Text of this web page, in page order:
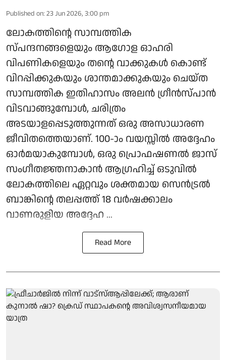
Published on: 23 Jun 2026, 3:00 pm
ലോകത്തിന്റെ സാമ്പത്തിക
സ്പന്ദനങ്ങളെയും ആഗോള ഓഹരി
വിപണികളെയും തന്റെ വാക്കുകൾ കൊണ്ട്
വിറപ്പിക്കുകയും ശാന്തമാക്കുകയും ചെയ്ത
സാമ്പത്തിക ഇതിഹാസം അലൻ ഗ്രീൻസ്പാൻ
വിടവാങ്ങുമ്പോൾ, ചരിത്രം
അടയാളപ്പെടുത്തുന്നത് ഒരു അസാധാരണ
ജീവിതത്തെയാണ്. 100-ാം വയസ്സിൽ അദ്ദേഹം
ഓർമയാകുമ്പോൾ, ഒരു പ്രൊഫഷണൽ ജാസ്
സംഗീതജ്ഞനാകാൻ ആഗ്രഹിച്ച് ഒടുവിൽ
ലോകത്തിലെ ഏറ്റവും ശക്തമായ സെൻട്രൽ
ബാങ്കിന്റെ തലപ്പത്ത് 18 വർഷക്കാലം
വാണരുളിയ അദ്ദേഹ ...
Read More